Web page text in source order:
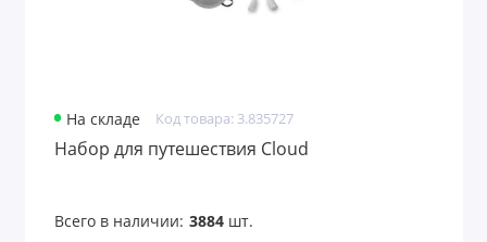
На складе Код товара: 3.835727
Набор для путешествия Cloud
Всего в наличии: 3884шт.